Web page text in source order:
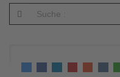
kulturellen